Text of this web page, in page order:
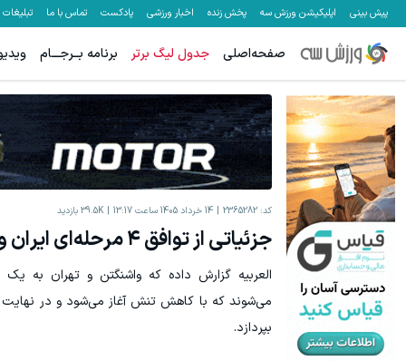
پیش بینی اپلیکیشن ورزش سه پخش زنده اخبار ورزشی پادکست تماس با ما تبلیغات
صفحه‌اصلی جدول لیگ برتر برنامه بــرجـــام
کد: 2365282 14 خرداد 1405 ساعت 13:17 39.5K بازدید
جزئیاتی از توافق ۴ مرحله‌ای ایران و آمریکا
العربیه گزارش داده که واشنگتن و تهران به
می‌شوند که با کاهش تنش آغاز می‌شود و در نهایت
بپردازد.
میدونستی میتونی از بالا رفتن ارزش سهام گوگل سود کسب کنی؟
ثبت نام کنید
بونوس واریز تا سقف 500